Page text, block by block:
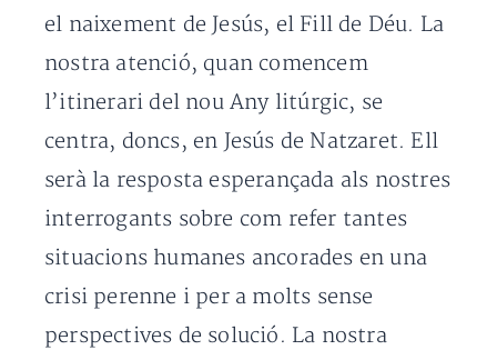
el naixement de Jesús, el Fill de Déu. La
nostra atenció, quan comencem
l’itinerari del nou Any litúrgic, se
centra, doncs, en Jesús de Natzaret. Ell
serà la resposta esperançada als nostres
interrogants sobre com refer tantes
situacions humanes ancorades en una
crisi perenne i per a molts sense
perspectives de solució. La nostra